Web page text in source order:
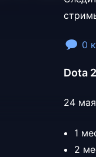
0
Dota
24
1
2